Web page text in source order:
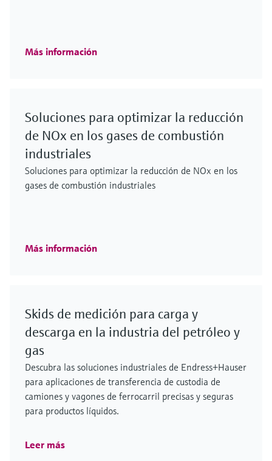
Más información
Soluciones para optimizar la reducción
de NOx en los gases de combustión
industriales
Soluciones para optimizar la reducción de NOx en los
gases de combustión industriales
Más información
Skids de medición para carga y
descarga en la industria del petróleo y
gas
Descubra las soluciones industriales de Endress+Hauser
para aplicaciones de transferencia de custodia de
camiones y vagones de ferrocarril precisas y seguras
para productos líquidos.
Leer más